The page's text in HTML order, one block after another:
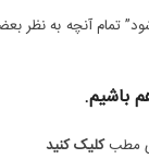
باشیم.
مطبکلیک کنید